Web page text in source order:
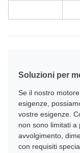
Soluzioni per
Se il nostro
esigenze,
vostre esigenze.
non sono limitati a
avvolgimento,
con requisiti